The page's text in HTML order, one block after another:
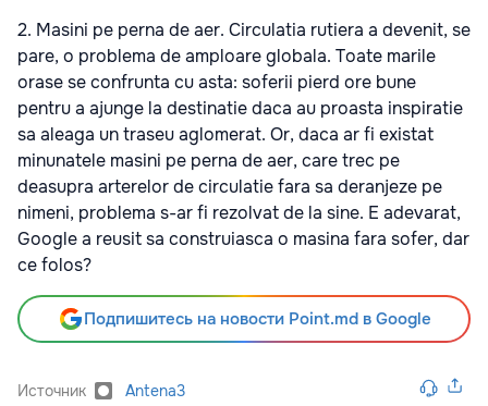
2. Masini pe perna de aer. Circulatia rutiera a devenit, se
pare, o problema de amploare globala. Toate marile
orase se confrunta cu asta: soferii pierd ore bune
pentru a ajunge la destinatie daca au proasta inspiratie
sa aleaga un traseu aglomerat. Or, daca ar fi existat
minunatele masini pe perna de aer, care trec pe
deasupra arterelor de circulatie fara sa deranjeze pe
nimeni, problema s-ar fi rezolvat de la sine. E adevarat,
Google a reusit sa construiasca o masina fara sofer, dar
ce folos?
Подпишитесь на новости Point.md в Google
Источник Antena3